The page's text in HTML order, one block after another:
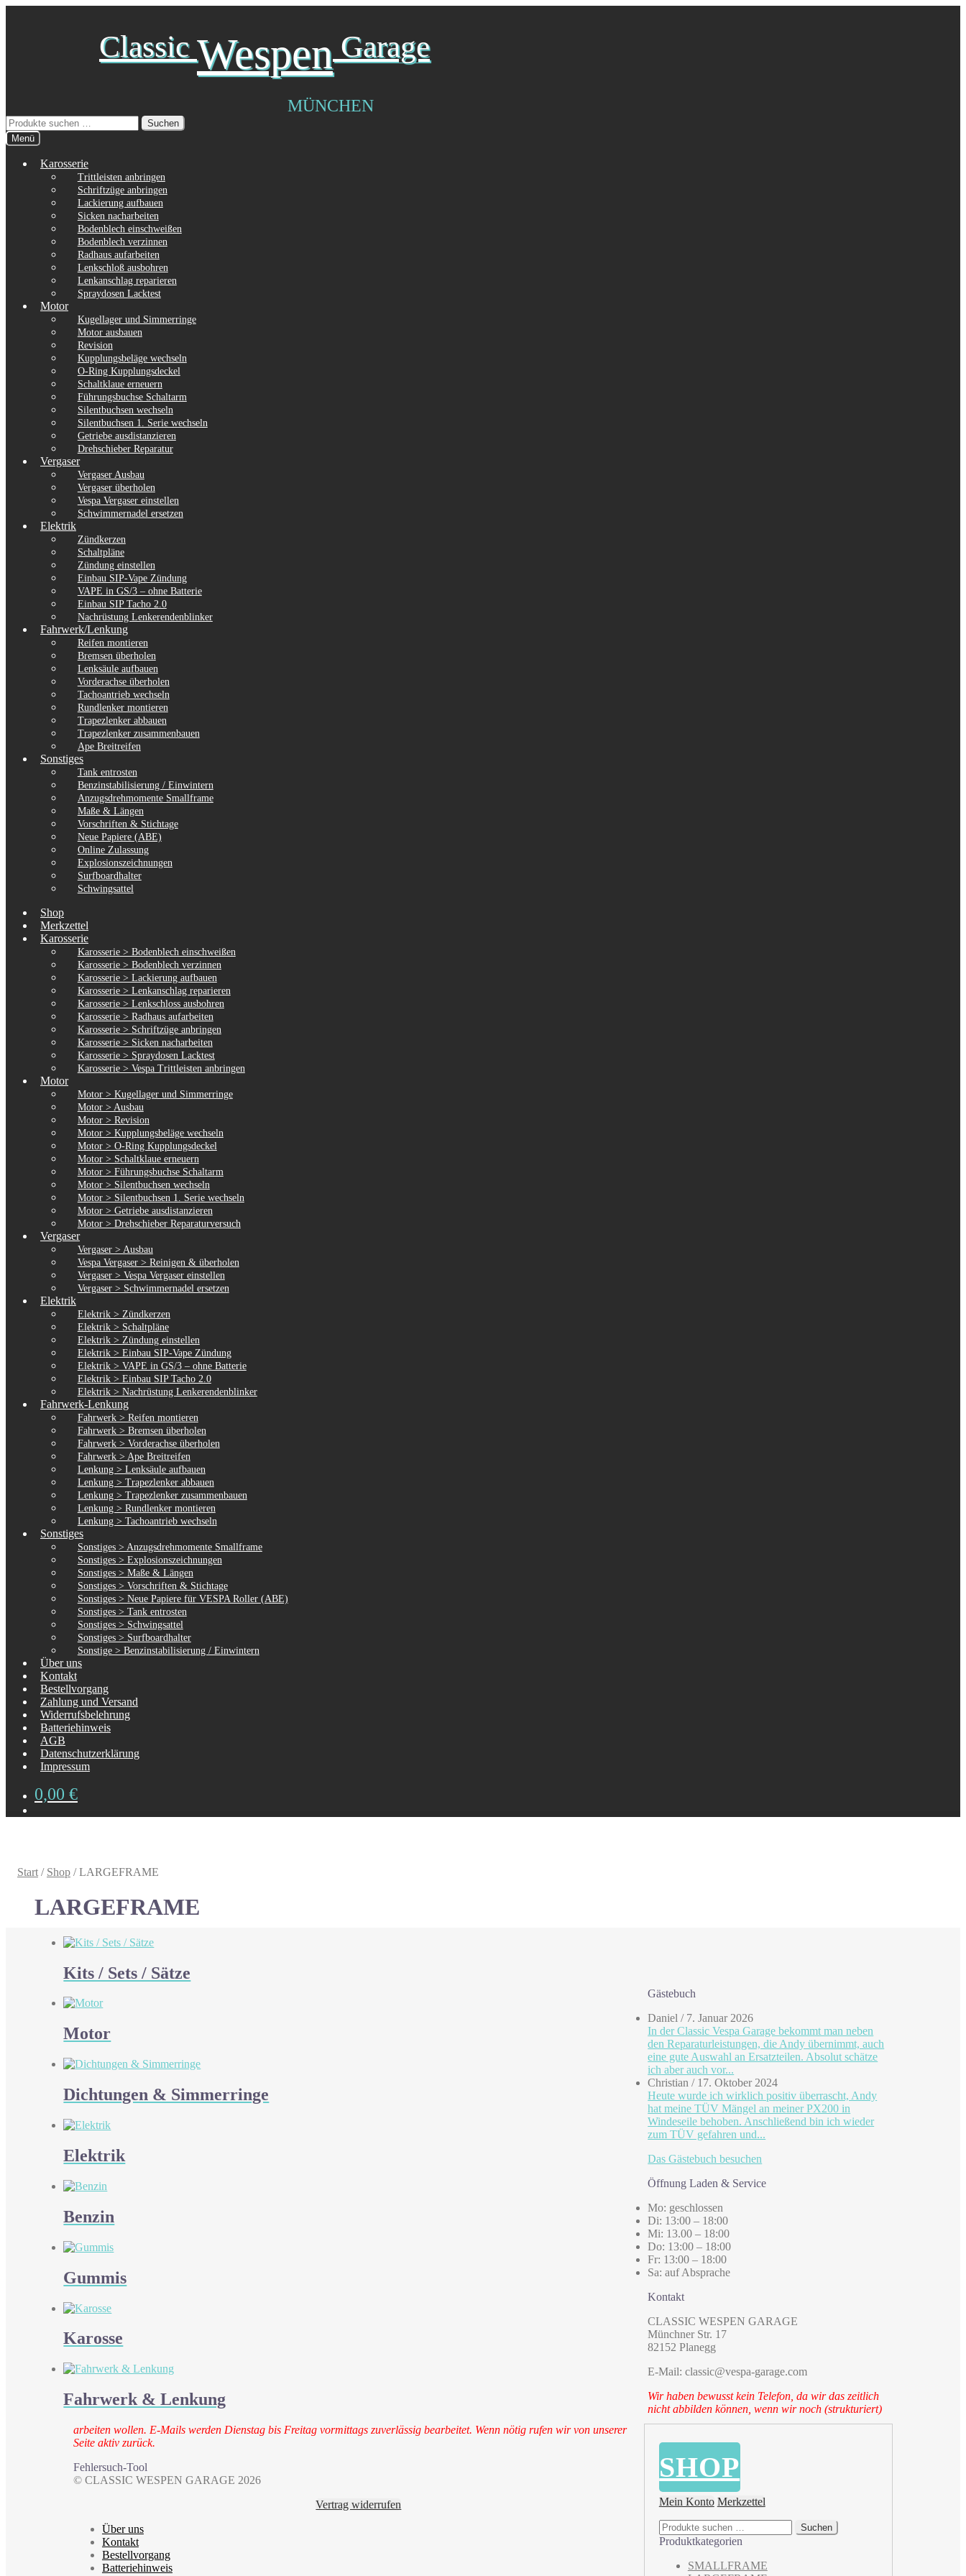
Classic Wespen Garage
MÜNCHEN
Suchen
nach:
Suchen
Menü
Karosserie
Trittleisten anbringen
Schriftzüge anbringen
Lackierung aufbauen
Sicken nacharbeiten
Bodenblech einschweißen
Bodenblech verzinnen
Radhaus aufarbeiten
Lenkschloß ausbohren
Lenkanschlag reparieren
Spraydosen Lacktest
Motor
Kugellager und Simmerringe
Motor ausbauen
Revision
Kupplungsbeläge wechseln
O-Ring Kupplungsdeckel
Schaltklaue erneuern
Führungsbuchse Schaltarm
Silentbuchsen wechseln
Silentbuchsen 1. Serie wechseln
Getriebe ausdistanzieren
Drehschieber Reparatur
Vergaser
Vergaser Ausbau
Vergaser überholen
Vespa Vergaser einstellen
Schwimmernadel ersetzen
Elektrik
Zündkerzen
Schaltpläne
Zündung einstellen
Einbau SIP-Vape Zündung
VAPE in GS/3 – ohne Batterie
Einbau SIP Tacho 2.0
Nachrüstung Lenkerendenblinker
Fahrwerk/Lenkung
Reifen montieren
Bremsen überholen
Lenksäule aufbauen
Vorderachse überholen
Tachoantrieb wechseln
Rundlenker montieren
Trapezlenker abbauen
Trapezlenker zusammenbauen
Ape Breitreifen
Sonstiges
Tank entrosten
Benzinstabilisierung / Einwintern
Anzugsdrehmomente Smallframe
Maße & Längen
Vorschriften & Stichtage
Neue Papiere (ABE)
Online Zulassung
Explosionszeichnungen
Surfboardhalter
Schwingsattel
Shop
Merkzettel
Karosserie
Karosserie > Bodenblech einschweißen
Karosserie > Bodenblech verzinnen
Karosserie > Lackierung aufbauen
Karosserie > Lenkanschlag reparieren
Karosserie > Lenkschloss ausbohren
Karosserie > Radhaus aufarbeiten
Karosserie > Schriftzüge anbringen
Karosserie > Sicken nacharbeiten
Karosserie > Spraydosen Lacktest
Karosserie > Vespa Trittleisten anbringen
Motor
Motor > Kugellager und Simmerringe
Motor > Ausbau
Motor > Revision
Motor > Kupplungsbeläge wechseln
Motor > O-Ring Kupplungsdeckel
Motor > Schaltklaue erneuern
Motor > Führungsbuchse Schaltarm
Motor > Silentbuchsen wechseln
Motor > Silentbuchsen 1. Serie wechseln
Motor > Getriebe ausdistanzieren
Motor > Drehschieber Reparaturversuch
Vergaser
Vergaser > Ausbau
Vespa Vergaser > Reinigen & überholen
Vergaser > Vespa Vergaser einstellen
Vergaser > Schwimmernadel ersetzen
Elektrik
Elektrik > Zündkerzen
Elektrik > Schaltpläne
Elektrik > Zündung einstellen
Elektrik > Einbau SIP-Vape Zündung
Elektrik > VAPE in GS/3 – ohne Batterie
Elektrik > Einbau SIP Tacho 2.0
Elektrik > Nachrüstung Lenkerendenblinker
Fahrwerk-Lenkung
Fahrwerk > Reifen montieren
Fahrwerk > Bremsen überholen
Fahrwerk > Vorderachse überholen
Fahrwerk > Ape Breitreifen
Lenkung > Lenksäule aufbauen
Lenkung > Trapezlenker abbauen
Lenkung > Trapezlenker zusammenbauen
Lenkung > Rundlenker montieren
Lenkung > Tachoantrieb wechseln
Sonstiges
Sonstiges > Anzugsdrehmomente Smallframe
Sonstiges > Explosionszeichnungen
Sonstiges > Maße & Längen
Sonstiges > Vorschriften & Stichtage
Sonstiges > Neue Papiere für VESPA Roller (ABE)
Sonstiges > Tank entrosten
Sonstiges > Schwingsattel
Sonstiges > Surfboardhalter
Sonstige > Benzinstabilisierung / Einwintern
Über uns
Kontakt
Bestellvorgang
Zahlung und Versand
Widerrufsbelehrung
Batteriehinweis
AGB
Datenschutzerklärung
Impressum
0,00 €
Start / Shop /LARGEFRAME
LARGEFRAME
Kits / Sets / Sätze
Motor
Dichtungen & Simmerringe
Elektrik
Benzin
Gummis
Karosse
Fahrwerk & Lenkung
SHOP
Mein Konto Merkzettel
Suchen
nach:
Suchen
Produktkategorien
SMALLFRAME
Gästebuch
Daniel / 7. Januar 2026
In der Classic Vespa Garage bekommt man neben
den Reparaturleistungen, die Andy übernimmt, auch
eine gute Auswahl an Ersatzteilen. Absolut schätze
ich aber auch vor...
Christian / 17. Oktober 2024
Heute wurde ich wirklich positiv überrascht, Andy
hat meine TÜV Mängel an meiner PX200 in
Windeseile behoben. Anschließend bin ich wieder
zum TÜV gefahren und...
Das Gästebuch besuchen
Öffnung Laden & Service
Mo: geschlossen
Di: 13:00 – 18:00
Mi: 13.00 – 18:00
Do: 13:00 – 18:00
Fr: 13:00 – 18:00
Sa: auf Absprache
Kontakt
CLASSIC WESPEN GARAGE
Münchner Str. 17
82152 Planegg
E-Mail: classic@vespa-garage.com
Wir haben bewusst kein Telefon, da wir das zeitlich
nicht abbilden können, wenn wir noch (strukturiert)
arbeiten wollen. E-Mails werden Dienstag bis Freitag vormittags zuverlässig bearbeitet. Wenn nötig rufen wir von unserer
Seite aktiv zurück.
Fehlersuch-Tool
© CLASSIC WESPEN GARAGE 2026
Vertrag widerrufen
Über uns
Kontakt
Bestellvorgang
Batteriehinweis